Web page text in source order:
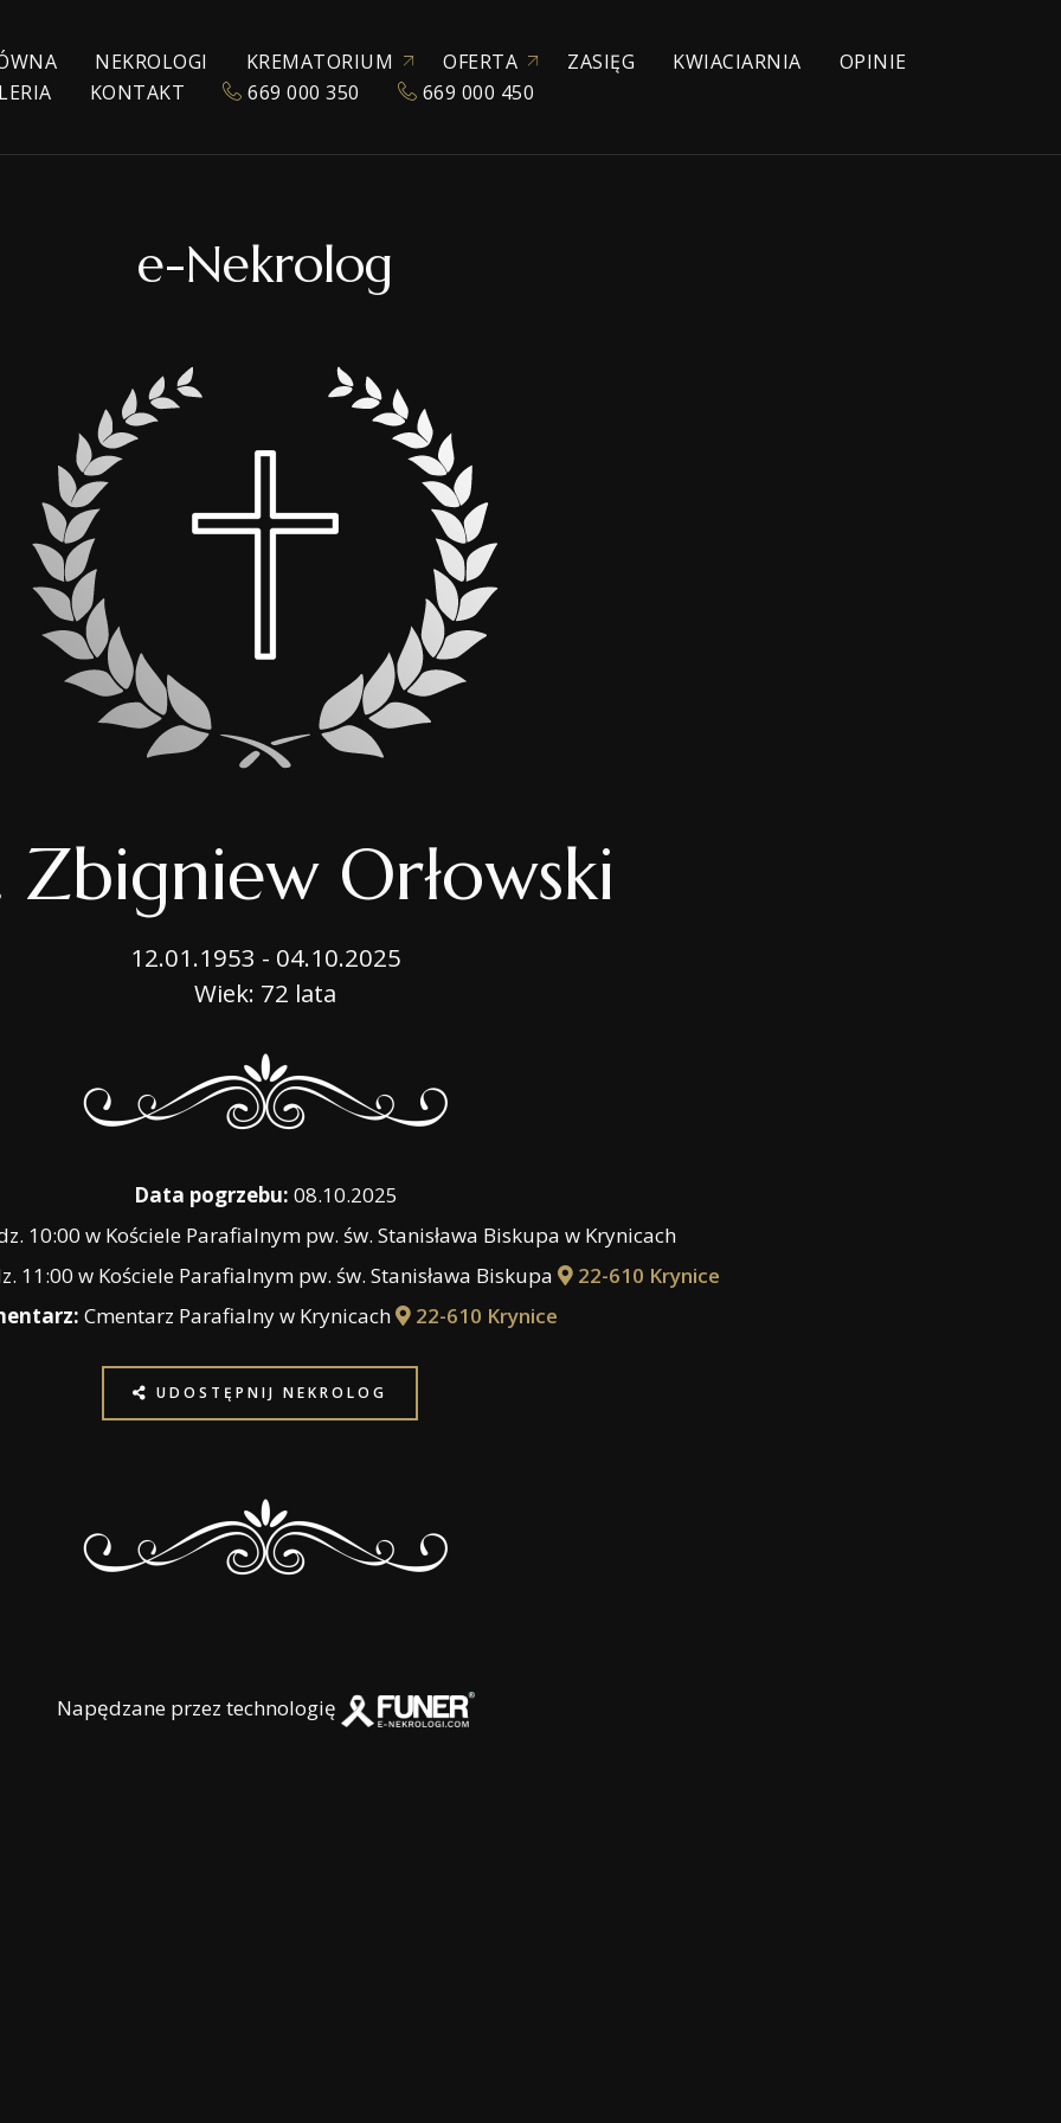
NEKROLOGI KREMATORIUM
KATALOG URN
OFERTA
POGRZEBY WYZNANIOWE
AKCESORIA POGRZEBOWE
SALE POŻEGNAŃ
WŁASNE CHŁODNIE
OPRAWA MUZYCZNA
E-NEKROLOGI
OPIEKA NAD GROBAMI
BIURO MOBILNE
USŁUGI CMENTARNE
PORADNIK
ZASIĘG KWIACIARNIA
OPINIE
KONTAKT 669 000 350 669 000 450
e-Nekrolog
Zbigniew Orłowski
12.01.1953 - 04.10.2025
Wiek: 72 lata
Data pogrzebu: 08.10.2025
10:00 w Kościele Parafialnym pw. św. Stanisława Biskupa w Krynicach
11:00 w Kościele Parafialnym pw. św. Stanisława Biskupa
22-610 Krynice
Cmentarz Parafialny w Krynicach 22-610 Krynice
UDOSTĘPNIJ NEKROLOG
Napędzane przez technologię